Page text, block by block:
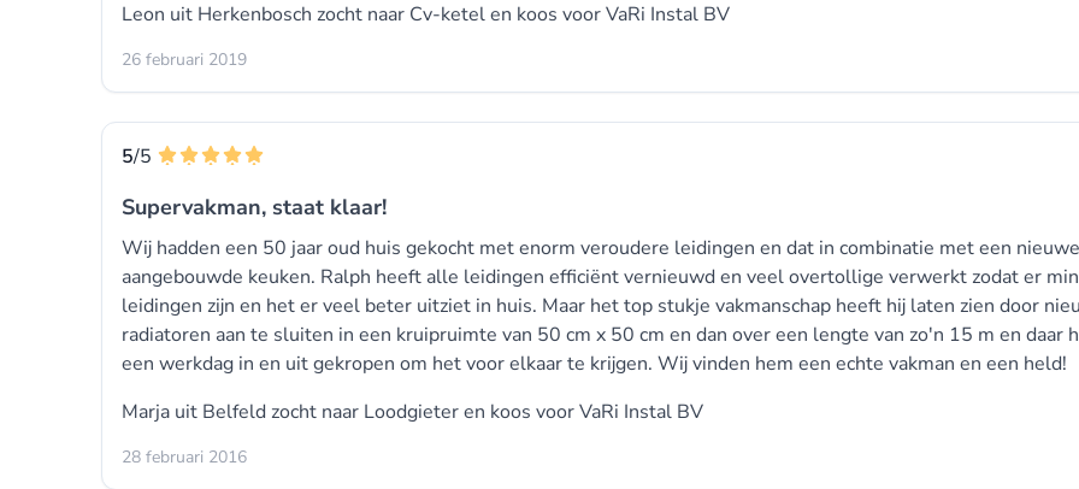
Leon uit Herkenbosch zocht naar Cv-ketel en koos voorVaRi Instal BV
26 februari 2019
5/5
Supervakman, staat klaar!
Wij hadden een 50 jaar oud huis gekocht met enorm veroudere leidingen en dat in combinatie met een nieuwe
aangebouwde keuken. Ralph heeft alle leidingen efficiënt vernieuwd en veel overtollige verwerkt zodat er
leidingen zijn en het er veel beter uitziet in huis. Maar het top stukje vakmanschap heeft hij laten zien door
radiatoren aan te sluiten in een kruipruimte van 50 cm x 50 cm en dan over een lengte van zo'n 15 m en daar
een werkdag in en uit gekropen om het voor elkaar te krijgen. Wij vinden hem een echte vakman en een held!
Marja uit Belfeld zocht naar Loodgieteren koos voorVaRi Instal BV
28 februari 2016